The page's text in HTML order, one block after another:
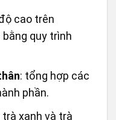
cao trên
quy trình
: tổng hợp các
phần.
trà xanh và trà